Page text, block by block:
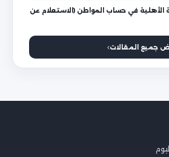
الأهلية في حساب المواطن (الاستعلام عن
جميع المقالات